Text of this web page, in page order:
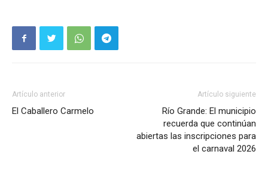
Artículo anterior
El Caballero Carmelo
Artículo siguiente
Río Grande: El municipio
recuerda que continúan
abiertas las inscripciones para
el carnaval 2026